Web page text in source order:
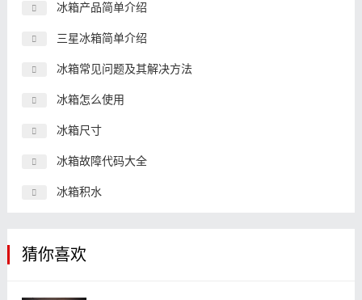
冰箱产品简单介绍
三星冰箱简单介绍
冰箱常见问题及其解决方法
冰箱怎么使用
冰箱尺寸
冰箱故障代码大全
冰箱积水
猜你喜欢